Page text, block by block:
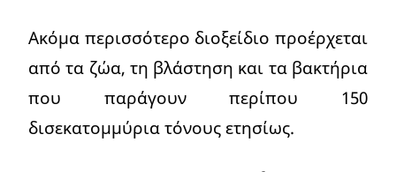
Ακόμα περισσότερο διοξείδιο προέρχεται
από τα ζώα, τη βλάστηση και τα βακτήρια
που παράγουν περίπου 150
δισεκατομμύρια τόνους ετησίως.